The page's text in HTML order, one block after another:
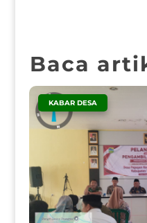
Baca
KABAR DESA